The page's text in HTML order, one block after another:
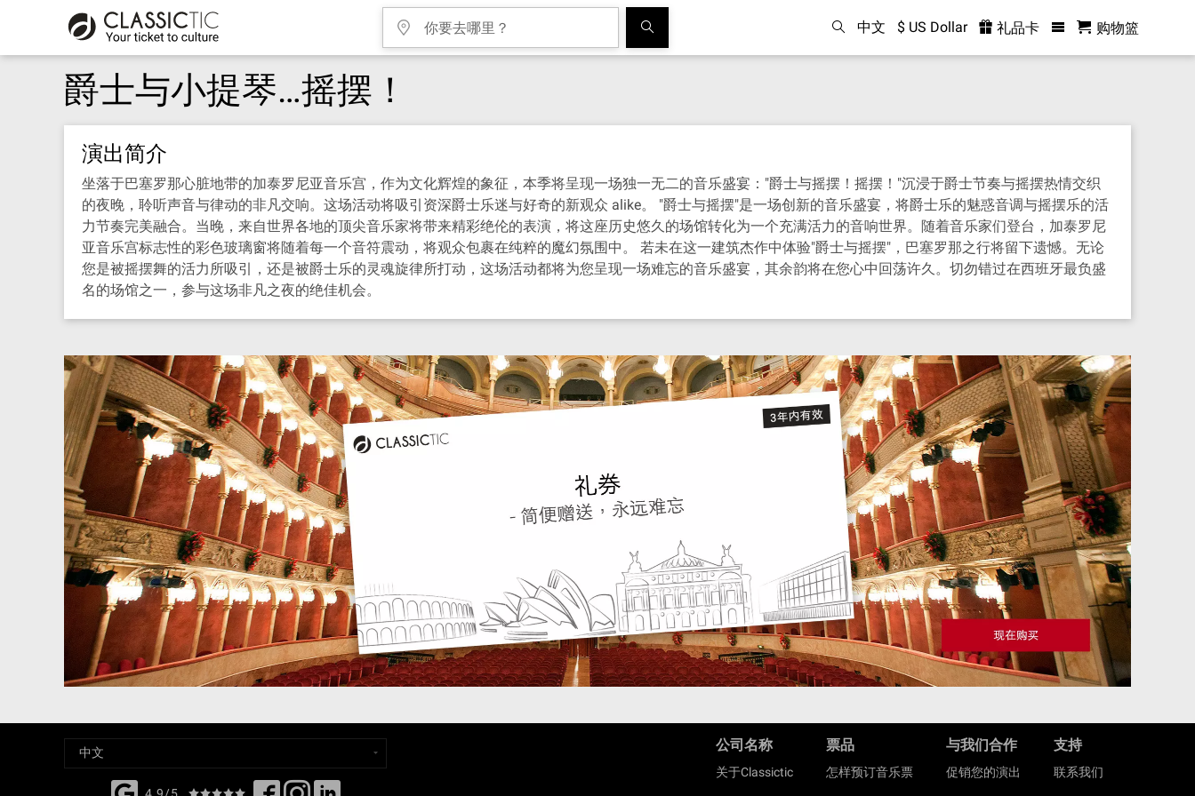
中文 $ US Dollar 礼品卡 购物篮
爵士与小提琴…摇摆！
演出简介
坐落于巴塞罗那心脏地带的加泰罗尼亚音乐宫，作为文化辉煌的象征，本季将呈现一场独一无二的音乐盛宴："爵士与摇摆！摇摆！"沉浸于爵士节奏与摇摆热情交织
的夜晚，聆听声音与律动的非凡交响。这场活动将吸引资深爵士乐迷与好奇的新观众 alike。 "爵士与摇摆"是一场创新的音乐盛宴，将爵士乐的魅惑音调与摇摆乐的活
力节奏完美融合。当晚，来自世界各地的顶尖音乐家将带来精彩绝伦的表演，将这座历史悠久的场馆转化为一个充满活力的音响世界。随着音乐家们登台，加泰罗尼
亚音乐宫标志性的彩色玻璃窗将随着每一个音符震动，将观众包裹在纯粹的魔幻氛围中。 若未在这一建筑杰作中体验"爵士与摇摆"，巴塞罗那之行将留下遗憾。无论
您是被摇摆舞的活力所吸引，还是被爵士乐的灵魂旋律所打动，这场活动都将为您呈现一场难忘的音乐盛宴，其余韵将在您心中回荡许久。切勿错过在西班牙最负盛
名的场馆之一，参与这场非凡之夜的绝佳机会。
4,9/5
公司名称
关于Classictic
票品
怎样预订音乐票
与我们合作
促销您的演出
支持
联系我们